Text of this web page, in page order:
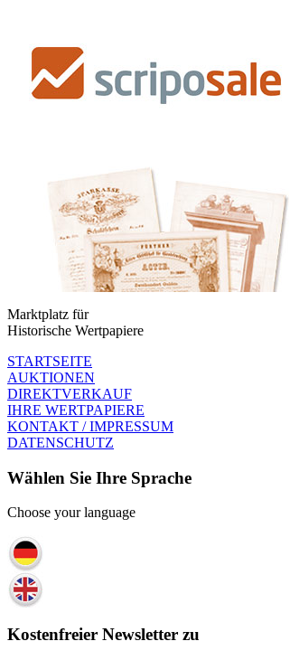
Marktplatz für
Historische Wertpapiere
STARTSEITE
AUKTIONEN
DIREKTVERKAUF
IHRE WERTPAPIERE
KONTAKT / IMPRESSUM
DATENSCHUTZ
Wählen Sie Ihre Sprache
Choose your language
Kostenfreier Newsletter zu